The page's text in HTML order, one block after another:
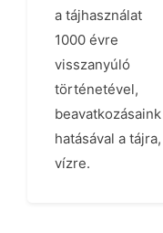
a tájhasználat
1000 évre
visszanyúló
történetével,
beavatkozásaink
hatásával a tájra,
vízre.